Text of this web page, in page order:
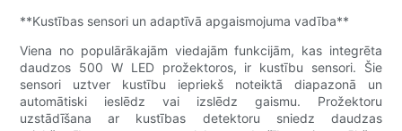
**Kustības sensori un adaptīvā apgaismojuma vadība**
Viena no populārākajām viedajām funkcijām, kas integrēta
daudzos 500 W LED prožektoros, ir kustību sensori. Šie
sensori uztver kustību iepriekš noteiktā diapazonā un
automātiski ieslēdz vai izslēdz gaismu. Prožektoru
uzstādīšana ar kustības detektoru sniedz daudzas